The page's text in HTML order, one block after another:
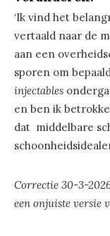
‘Ik vind het
vertaald naar de
aan een
sporen om
injectables
en ben ik
dat middelbare
Correctie 30-3-
een onjuiste versie